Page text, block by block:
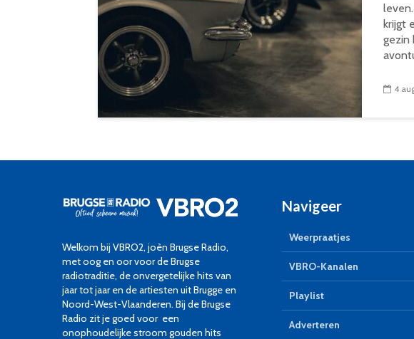
krijgt
gezin
4
Welkom bij VBRO2, joèn Brugse Radio,
met oog en oor voor de Brugse
radiotraditie, de onvergetelijke hits van
jaar tot jaar en de artiesten uit Brugge en
Noord-West-Vlaanderen. Bij de Brugse
Radio zit je goed voor een
onophoudelijke stroom gouden hits
Navigeer
Weerpraatjes
VBRO-Kanalen
Playlist
Adverteren